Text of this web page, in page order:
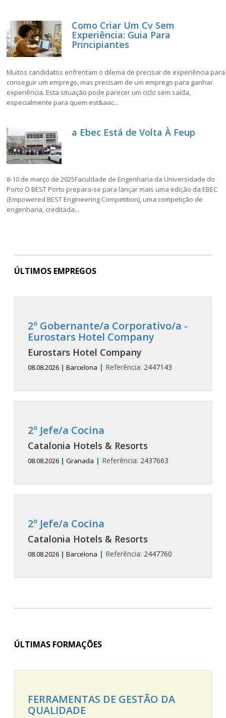
Como Criar Um Cv Sem
Experiência: Guia Para
Principiantes
Muitos candidatos enfrentam o dilema de precisar de experiência para
conseguir um emprego, mas precisam de um emprego para ganhar
experiência. Esta situação pode parecer um ciclo sem saída,
especialmente para quem est&aac...
a Ebec Está de Volta À Feup
8-10 de março de 2025Faculdade de Engenharia da Universidade do
Porto O BEST Porto prepara-se para lançar mais uma edição da EBEC
(Empowered BEST Engineering Competition), uma competição de
engenharia, creditada...
ÚLTIMOS EMPREGOS
2º Gobernante/a Corporativo/a -
Eurostars Hotel Company
Eurostars Hotel Company
08.08.2026 | Barcelona | Referência: 2447143
2º Jefe/a Cocina
Catalonia Hotels & Resorts
08.08.2026 | Granada | Referência: 2437663
2º Jefe/a Cocina
Catalonia Hotels & Resorts
08.08.2026 | Barcelona | Referência: 2447760
ÚLTIMAS FORMAÇÕES
FERRAMENTAS DE GESTÃO DA
QUALIDADE